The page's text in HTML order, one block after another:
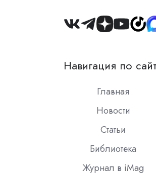
Join
Slack
Навигация по
Главная
Новости
Статьи
Библиотека
Журнал в iMag